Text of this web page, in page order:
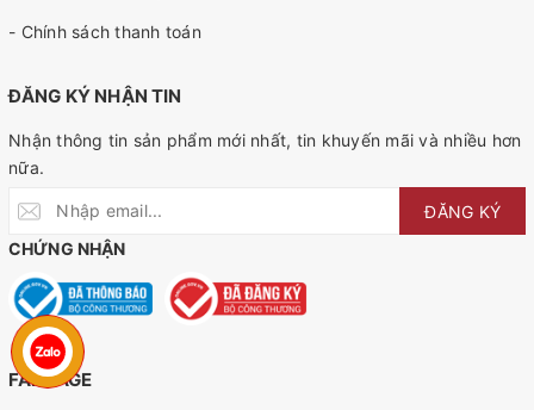
- Chính sách thanh toán
ĐĂNG KÝ NHẬN TIN
Nhận thông tin sản phẩm mới nhất, tin khuyến mãi và nhiều hơn
nữa.
ĐĂNG KÝ
CHỨNG NHẬN
FANPAGE